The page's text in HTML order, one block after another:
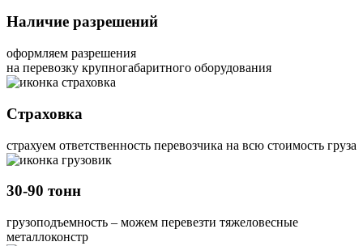
Наличие разрешений
оформляем разрешения
на перевозку крупногабаритного оборудования
Страховка
страхуем ответственность перевозчика на всю стоимость груза
30-90 тонн
грузоподъемность – можем перевезти тяжеловесные
металлоконстр